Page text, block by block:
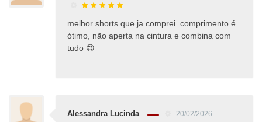
melhor shorts que ja comprei. comprimento é
ótimo, não aperta na cintura e combina com
tudo 😍
Alessandra Lucinda
20/02/2026